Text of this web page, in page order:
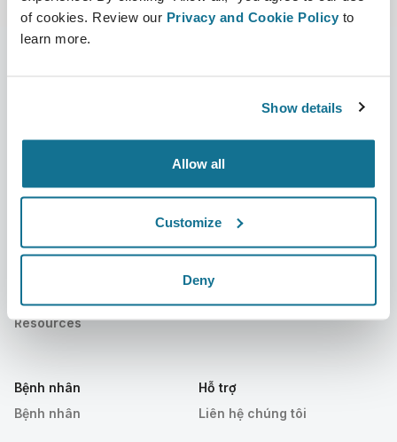
of cookies. Review our Privacy and Cookie Policy to
learn more.
Show details
Allow all
Customize
Deny
Ấn phẩm
Resources
Bác sĩ phẫu thuật thẩm mỹ
Quản lý 3D
thuật
Customer Stories
Bệnh nhân
Bệnh nhân
Hỗ trợ
Liên hệ chúng tôi